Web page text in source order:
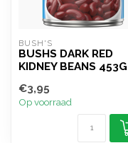
BUSH'S
BUSHS DARK RED
KIDNEY BEANS 453G
€3,95
Op voorraad